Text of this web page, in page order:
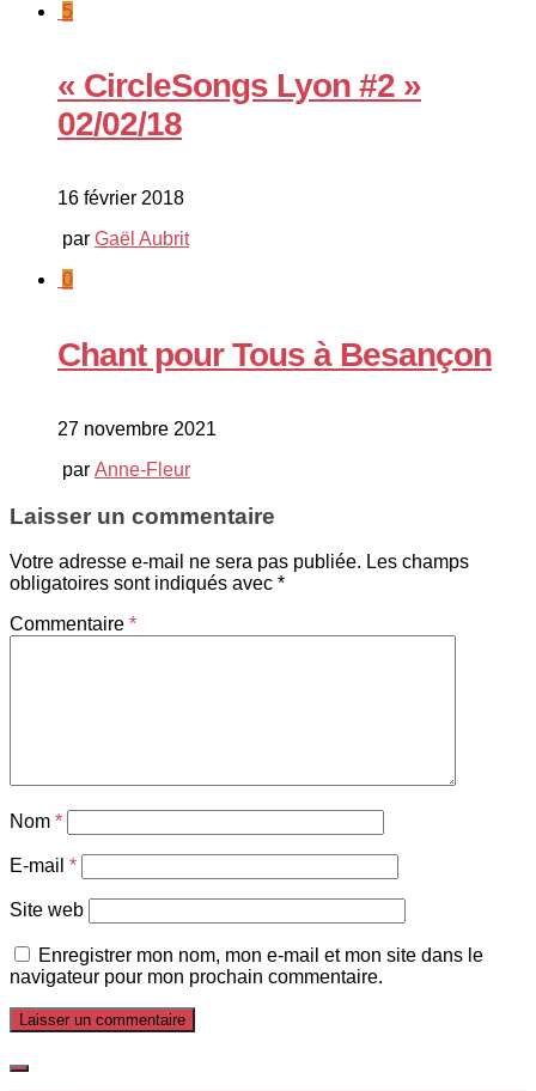
5
« CircleSongs Lyon #2 »
02/02/18
16 février 2018
par Gaël Aubrit
0
Chant pour Tous à Besançon
27 novembre 2021
par Anne-Fleur
Laisser un commentaire
Votre adresse e-mail ne sera pas publiée. Les champs
obligatoires sont indiqués avec *
Commentaire *
Nom *
E-mail *
Site web
Enregistrer mon nom, mon e-mail et mon site dans le
navigateur pour mon prochain commentaire.